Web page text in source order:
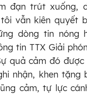
đạn trút xuống,
vẫn kiên quyết
dòng tin nóng
tin TTX Giải
quả cảm đó được
nhận, khen tặng
cảm, tự lực